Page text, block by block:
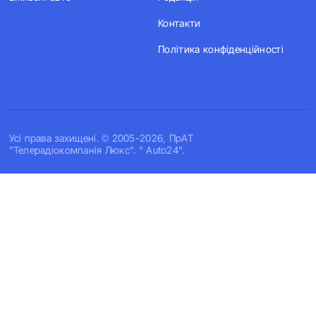
Усi права захищенi. © 2005-2026, ПрАТ
"Телерадіокомпанія Люкс". " Auto24".
Контакти
Політика конфіденційності